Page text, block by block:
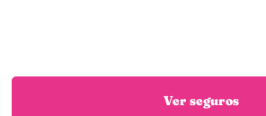
Ver seguros